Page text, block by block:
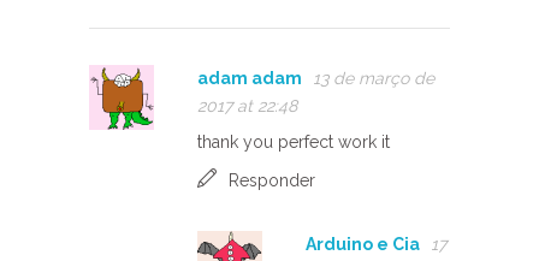
adam adam
13 de março de
2017 at 22:48
thank you perfect work it
Responder
Arduino e Cia 17